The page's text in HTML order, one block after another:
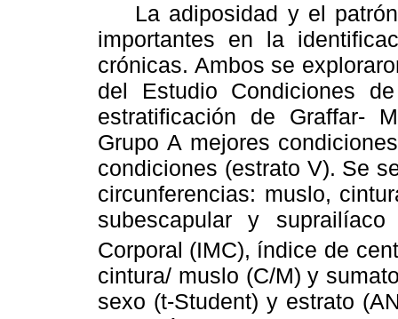
La adiposidad y el
importantes en la
crónicas. Ambos se
del Estudio Condiciones
estratificación de Graffar-
Grupo A mejores
condiciones (estrato V). Se
circunferencias: muslo,
subescapular y
Corporal (IMC), índice de
cintura/ muslo (C/M) y
sexo (t-Student) y estrato